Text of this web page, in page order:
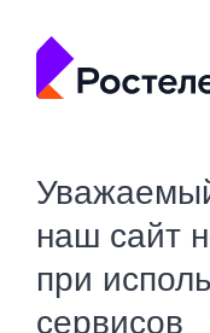
наш сайт
при
сервисов